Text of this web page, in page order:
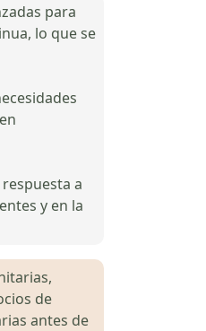
para
lo que se
a
y en la
de
antes de